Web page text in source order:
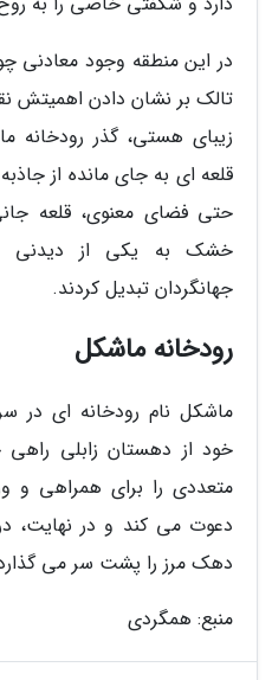
در این منطقه وجود معادنی
تالک بر نشان دادن
زیبای هستی، گذر رودخانه
قلعه ای به جای مانده از
حتی فضای معنوی، قلعه
خشک به یکی از دیدنی
جهانگردان تبدیل کردند.
رودخانه ماشکل
ماشکل نام رودخانه ای در
خود از دهستان زابلی
متعددی را برای همراهی و
دهک مرز را پشت سر می
منبع: همگردی